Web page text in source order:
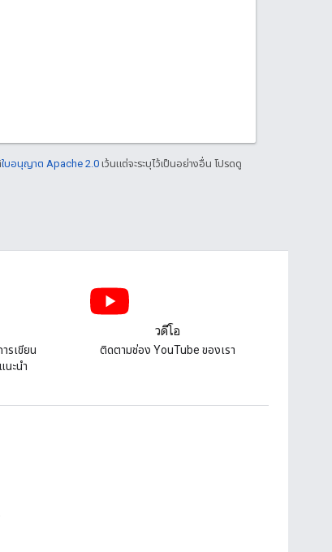
ใบอนุญาต Apache 2.0 เว้นแต่จะระบุไว้เป็นอย่างอื่น โปรดดู
รเขียน
นะนํา
วิดีโอ
ติดตามช่อง YouTube ของเรา